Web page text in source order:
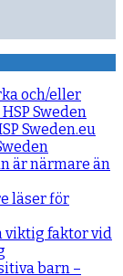
och/eller
Sweden
Sweden.eu
är närmare än
läser för
viktig faktor vid
barn –